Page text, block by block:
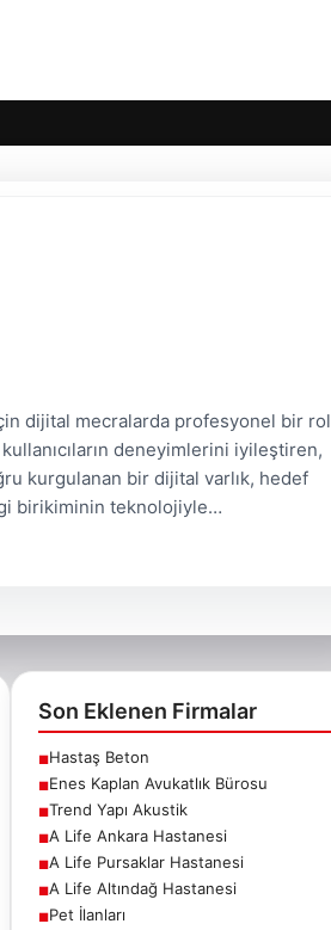
dijital mecralarda profesyonel bir rol
deneyimlerini iyileştiren,
kurgulanan bir dijital varlık, hedef
birikiminin teknolojiyle…
Son Eklenen Firmalar
■Hastaş Beton
■Enes Kaplan Avukatlık Bürosu
■Trend Yapı Akustik
■A Life Ankara Hastanesi
■A Life Pursaklar Hastanesi
■A Life Altındağ Hastanesi
■Pet İlanları